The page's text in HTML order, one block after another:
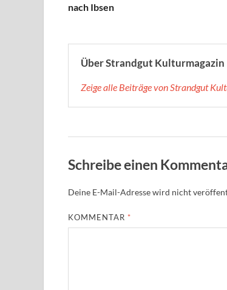
nach Ibsen
Über Strandgut Kulturmagazin
Zeige alle Beiträge von Strandgut
Schreibe einen
Deine E-Mail-Adresse wird nicht
KOMMENTAR *